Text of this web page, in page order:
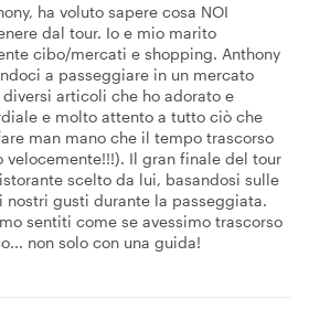
ha voluto sapere cosa NOI
dal tour. Io e mio marito
cibo/mercati e shopping. Anthony
a passeggiare in un mercato
articoli che ho adorato e
e molto attento a tutto ciò che
man mano che il tempo trascorso
velocemente!!!). Il gran finale del tour
scelto da lui, basandosi sulle
nostri gusti durante la passeggiata.
sentiti come se avessimo trascorso
non solo con una guida!